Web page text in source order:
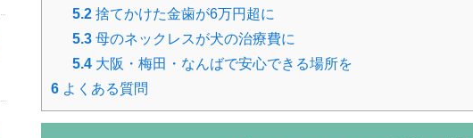
5.2 捨てかけた金歯が6万円超に
5.3 母のネックレスが犬の治療費に
5.4 大阪・梅田・なんばで安心できる場所を
6 よくある質問